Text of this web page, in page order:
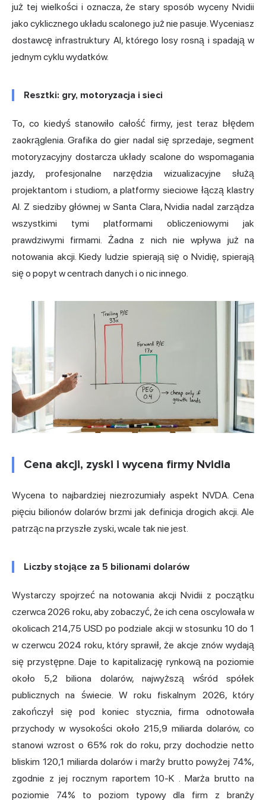
już tej wielkości i oznacza, że stary sposób wyceny Nvidii
jako cyklicznego układu scalonego już nie pasuje. Wyceniasz
dostawcę infrastruktury AI, którego losy rosną i spadają w
jednym cyklu wydatków.
Resztki: gry, motoryzacja i sieci
To, co kiedyś stanowiło całość firmy, jest teraz błędem
zaokrąglenia. Grafika do gier nadal się sprzedaje, segment
motoryzacyjny dostarcza układy scalone do wspomagania
jazdy, profesjonalne narzędzia wizualizacyjne służą
projektantom i studiom, a platformy sieciowe łączą klastry
AI. Z siedziby głównej w Santa Clara, Nvidia nadal zarządza
wszystkimi tymi platformami obliczeniowymi jak
prawdziwymi firmami. Żadna z nich nie wpływa już na
notowania akcji. Kiedy ludzie spierają się o Nvidię, spierają
się o popyt w centrach danych i o nic innego.
Cena akcji, zyski i wycena firmy Nvidia
Wycena to najbardziej niezrozumiały aspekt NVDA. Cena
pięciu bilionów dolarów brzmi jak definicja drogich akcji. Ale
patrząc na przyszłe zyski, wcale tak nie jest.
Liczby stojące za 5 bilionami dolarów
Wystarczy spojrzeć na notowania akcji Nvidii z początku
czerwca 2026 roku, aby zobaczyć, że ich cena oscylowała w
okolicach 214,75 USD po podziale akcji w stosunku 10 do 1
w czerwcu 2024 roku, który sprawił, że akcje znów wydają
się przystępne. Daje to kapitalizację rynkową na poziomie
około 5,2 biliona dolarów, najwyższą wśród spółek
publicznych na świecie. W roku fiskalnym 2026, który
zakończył się pod koniec stycznia, firma odnotowała
przychody w wysokości około 215,9 miliarda dolarów, co
stanowi wzrost o 65% rok do roku, przy dochodzie netto
bliskim 120,1 miliarda dolarów i marży brutto powyżej 74%,
zgodnie z jej rocznym raportem 10-K . Marża brutto na
poziomie 74% to poziom typowy dla firm z branży